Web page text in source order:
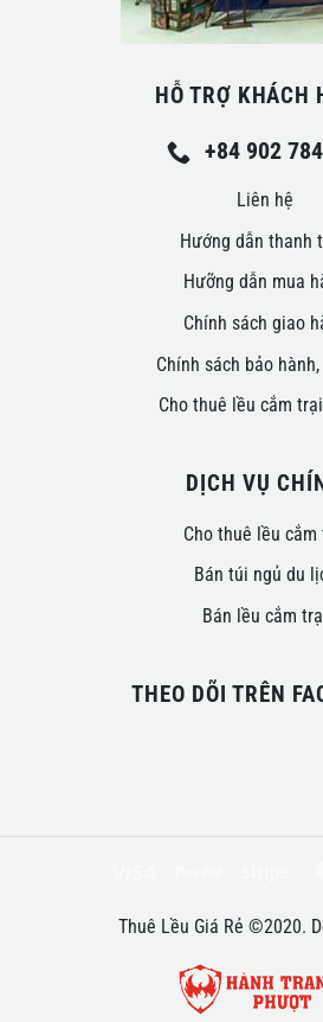
HỖ TRỢ KHÁCH
+84 902
Liên hệ
Hướng dẫn thanh
Hưỡng dẫn mua
Chính sách giao
Chính sách bảo
Cho thuê lều cắm
DỊCH VỤ
Cho thuê lều cắm
Bán túi ngủ du
Bán lều cắm
THEO DÕI TRÊN
Thuê Lều Giá Rẻ ©2020.